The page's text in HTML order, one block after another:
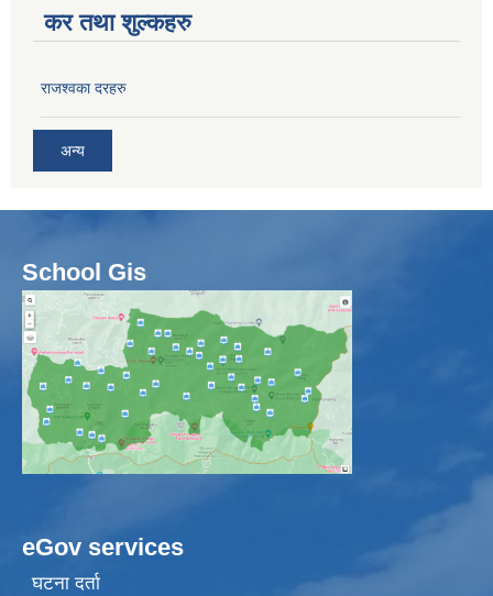
कर तथा शुल्कहरु
राजश्वका दरहरु
अन्य
School Gis
eGov services
घटना दर्ता